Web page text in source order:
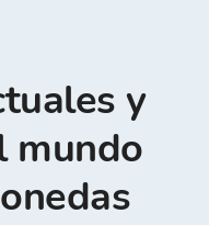
y
mundo